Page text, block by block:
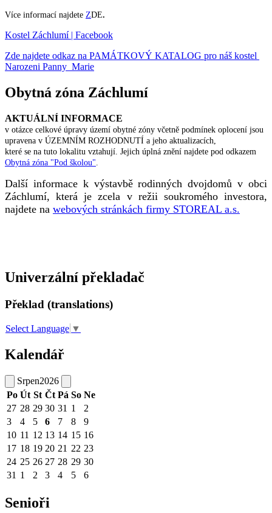
Více informací najdete ZDE.
Kostel Záchlumí | Facebook
Zde najdete odkaz na PAMÁTKOVÝ KATALOG pro náš kostel
Narozeni Panny Marie
Obytná zóna Záchlumí
AKTUÁLNÍ INFORMACE
v otázce celkové úpravy území obytné zóny včetně podmínek oplocení jsou
upravena v ÚZEMNÍM ROZHODNUTÍ a jeho aktualizacích,
které se na tuto lokalitu vztahují. Jejich úplná znění najdete pod odkazem
Obytná zóna "Pod školou".
Další informace k výstavbě rodinných dvojdomů v obci
Záchlumí, která je zcela v režii soukromého investora,
najdete na webových stránkách firmy STOREAL a.s.
Univerzální překladač
Překlad (translations)
Select Language ▼
Kalendář
Srpen2026
Po Út St Čt Pá So Ne
27 28 29 30 31 1
2
3
4 5 6 7 8
9
10 11 12 13 14 15 16
17 18 19 20 21 22 23
24 25 26 27 28 29 30
31 1 2 3 4 5 6
Senioři